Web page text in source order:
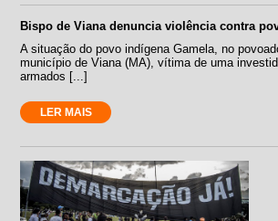
Bispo de Viana denuncia violência contra
A situação do povo indígena Gamela, no
município de Viana (MA), vítima de uma
armados [...]
LER MAIS